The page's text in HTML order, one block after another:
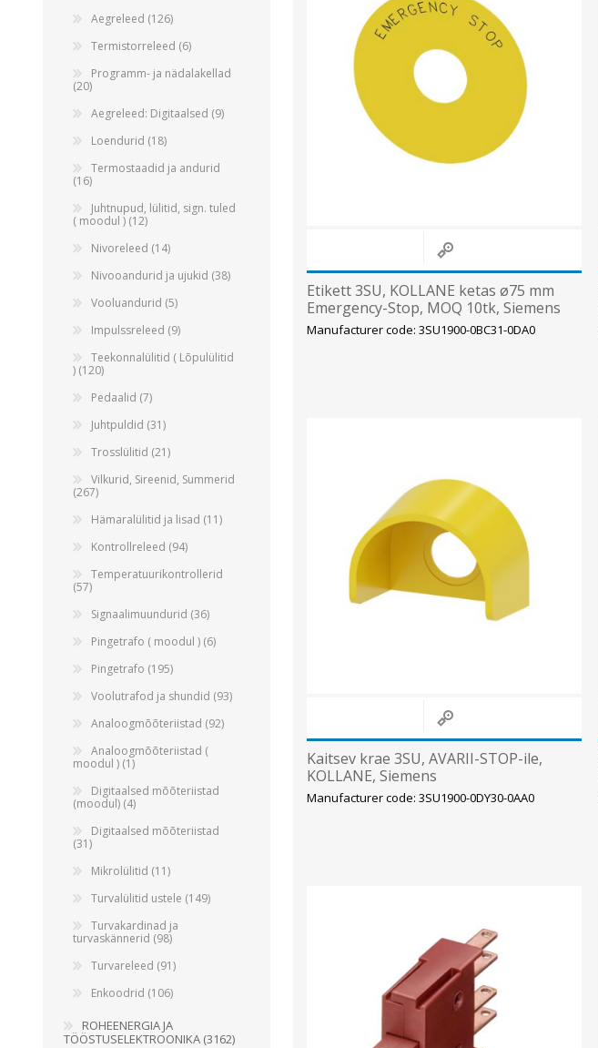
Etikett 3SU, KOLLANE ketas ø75 mm
Emergency-Stop, MOQ 10tk, Siemens
Manufacturer code: 3SU1900-0BC31-0DA0
Kaitsev krae 3SU, AVARII-STOP-ile,
KOLLANE, Siemens
Manufacturer code: 3SU1900-0DY30-0AA0
Aegreleed (126)
Termistorreleed (6)
Programm- ja nädalakellad
(20)
Aegreleed: Digitaalsed (9)
Loendurid (18)
Termostaadid ja andurid
(16)
Juhtnupud, lülitid, sign. tuled
( moodul ) (12)
Nivoreleed (14)
Nivooandurid ja ujukid (38)
Vooluandurid (5)
Impulssreleed (9)
Teekonnalülitid ( Lõpulülitid
) (120)
Pedaalid (7)
Juhtpuldid (31)
Trosslülitid (21)
Vilkurid, Sireenid, Summerid
(267)
Hämaralülitid ja lisad (11)
Kontrollreleed (94)
Temperatuurikontrollerid
(57)
Signaalimuundurid (36)
Pingetrafo ( moodul ) (6)
Pingetrafo (195)
Voolutrafod ja shundid (93)
Analoogmõõteriistad (92)
Analoogmõõteriistad (
moodul ) (1)
Digitaalsed mõõteriistad
(moodul) (4)
Digitaalsed mõõteriistad
(31)
Mikrolülitid (11)
Turvalülitid ustele (149)
Turvakardinad ja
turvaskännerid (98)
Turvareleed (91)
Enkoodrid (106)
ROHEENERGIA JA
TÖÖSTUSELEKTROONIKA (3162)